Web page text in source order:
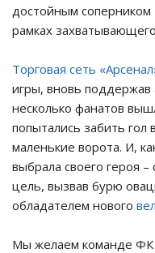
достойным соперником
рамках
Торговая сеть
игры, вновь поддержав
несколько фанатов
попытались забить гол
маленькие ворота. И,
выбрала своего героя
цель, вызвав бурю
обладателем нового
Мы желаем команде ФК